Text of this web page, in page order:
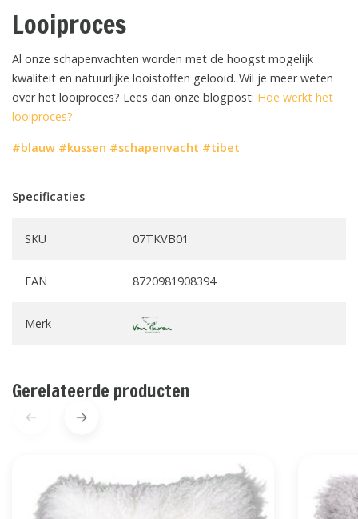
Looiproces
Al onze schapenvachten worden met de hoogst mogelijk
kwaliteit en natuurlijke looistoffen gelooid. Wil je meer weten
over het looiproces? Lees dan onze blogpost: Hoe werkt het
looiproces?
#blauw #kussen #schapenvacht #tibet
Specificaties
SKU 07TKVB01
EAN 8720981908394
Merk
Gerelateerde producten